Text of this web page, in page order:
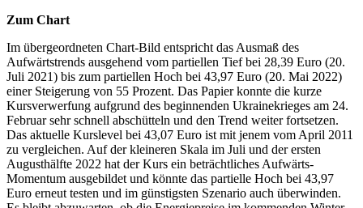
Zum Chart
Im übergeordneten Chart-Bild entspricht das Ausmaß des
Aufwärtstrends ausgehend vom partiellen Tief bei 28,39 Euro (20.
Juli 2021) bis zum partiellen Hoch bei 43,97 Euro (20. Mai 2022)
einer Steigerung von 55 Prozent. Das Papier konnte die kurze
Kursverwerfung aufgrund des beginnenden Ukrainekrieges am 24.
Februar sehr schnell abschütteln und den Trend weiter fortsetzen.
Das aktuelle Kurslevel bei 43,07 Euro ist mit jenem vom April 2011
zu vergleichen. Auf der kleineren Skala im Juli und der ersten
Augusthälfte 2022 hat der Kurs ein beträchtliches Aufwärts-
Momentum ausgebildet und könnte das partielle Hoch bei 43,97
Euro erneut testen und im günstigsten Szenario auch überwinden.